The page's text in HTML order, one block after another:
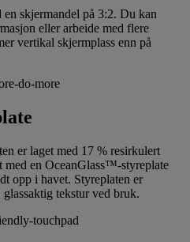
skjermandel på 3:2. Du kan
eller arbeide med flere
vertikal skjermplass enn på
er laget med 17 % resirkulert
med en OceanGlass™-styreplate
opp i havet. Styreplaten er
tekstur ved bruk.